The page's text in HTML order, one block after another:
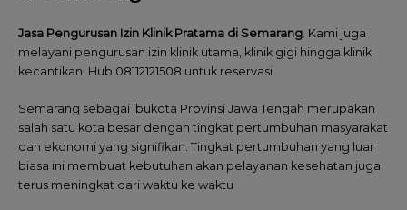
Jasa Pengurusan Izin Klinik Pratama di Semarang . Kami juga
melayani pengurusan izin klinik utama, klinik gigi hingga klinik
kecantikan. Hub 08112121508 untuk reservasi
Semarang sebagai ibukota Provinsi Jawa Tengah merupakan
salah satu kota besar dengan tingkat pertumbuhan masyarakat
dan ekonomi yang signifikan. Tingkat pertumbuhan yang luar
biasa ini membuat kebutuhan akan pelayanan kesehatan juga
terus meningkat dari waktu ke waktu